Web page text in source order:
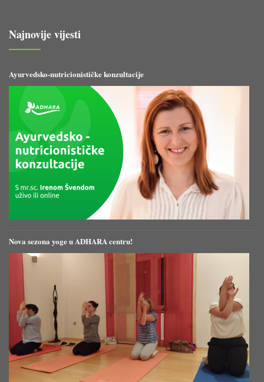
Najnovije vijesti
Ayurvedsko-nutricionističke konzultacije
Nova sezona yoge u ADHARA centru!